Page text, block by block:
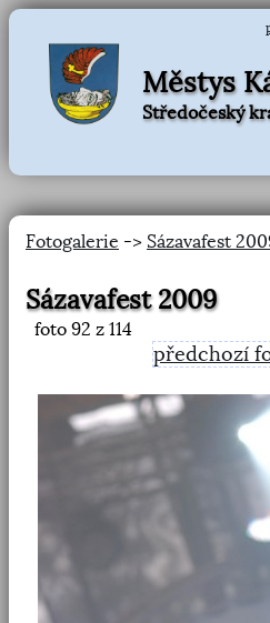
Městys
Středočeský
Fotogalerie -> Sázavafest
Sázavafest 2009
foto 92 z 114
předchozí